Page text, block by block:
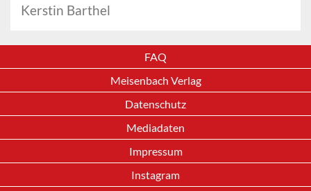
Kerstin Barthel
FAQ
Meisenbach Verlag
Datenschutz
Mediadaten
Impressum
Instagram